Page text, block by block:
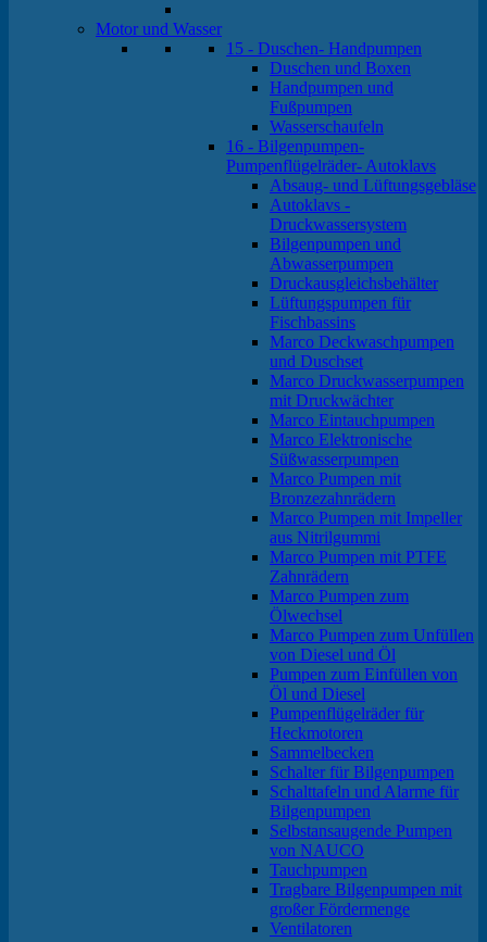
Motor und Wasser
15 - Duschen- Handpumpen
Duschen und Boxen
Handpumpen und
Fußpumpen
Wasserschaufeln
16 - Bilgenpumpen-
Pumpenflügelräder- Autoklavs
Absaug- und Lüftungsgebläse
Autoklavs -
Druckwassersystem
Bilgenpumpen und
Abwasserpumpen
Druckausgleichsbehälter
Lüftungspumpen für
Fischbassins
Marco Deckwaschpumpen
und Duschset
Marco Druckwasserpumpen
mit Druckwächter
Marco Eintauchpumpen
Marco Elektronische
Süßwasserpumpen
Marco Pumpen mit
Bronzezahnrädern
Marco Pumpen mit Impeller
aus Nitrilgummi
Marco Pumpen mit PTFE
Zahnrädern
Marco Pumpen zum
Ölwechsel
Marco Pumpen zum Unfüllen
von Diesel und Öl
Pumpen zum Einfüllen von
Öl und Diesel
Pumpenflügelräder für
Heckmotoren
Sammelbecken
Schalter für Bilgenpumpen
Schalttafeln und Alarme für
Bilgenpumpen
Selbstansaugende Pumpen
von NAUCO
Tauchpumpen
Tragbare Bilgenpumpen mit
großer Fördermenge
Ventilatoren